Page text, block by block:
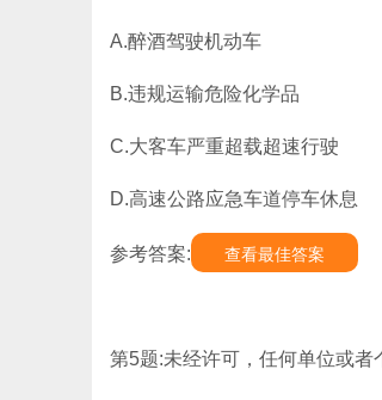
A.醉酒驾驶机动车
B.违规运输危险化学品
C.大客车严重超载超速行驶
D.高速公路应急车道停车休息
参考答案: 查看最佳答案
第5题:未经许可，任何单位或者